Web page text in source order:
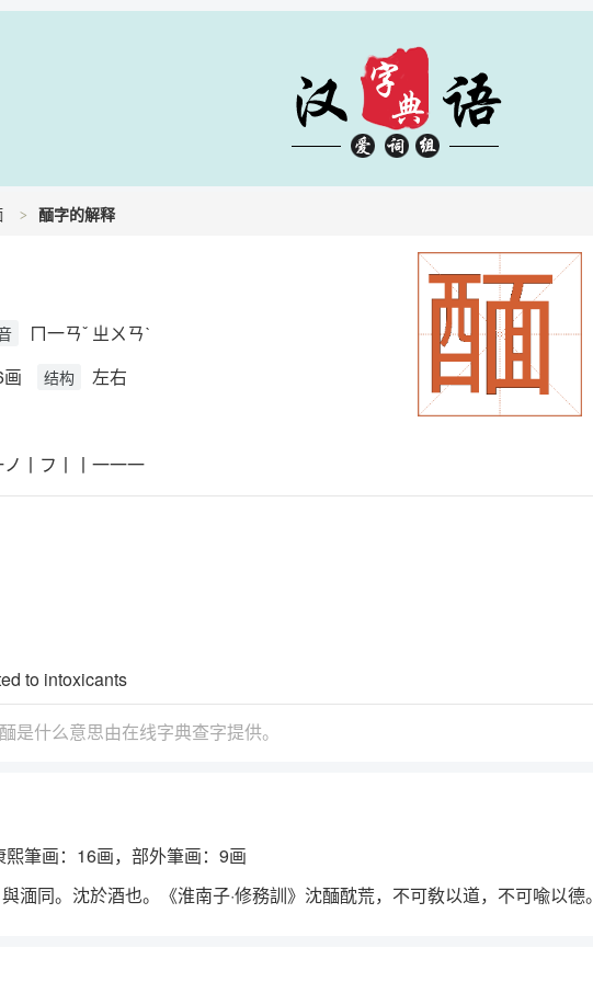
䤄字的解释
ㄇ一ㄢˇ ㄓㄨㄢˋ
结构 左右
丨フ丨丨一一一
to intoxicants
是什么意思由在线字典查字提供。
筆画：16画，部外筆画：9画
湎同。沈於酒也。《淮南子·修務訓》沈䤄酖荒，不可敎以道，不可喩以德。